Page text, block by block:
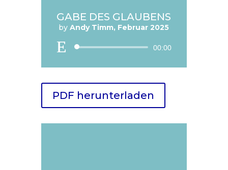
GABE DES GLAUBENS
byAndy Timm, Februar 2025
Audio
00:00
PDF herunterladen